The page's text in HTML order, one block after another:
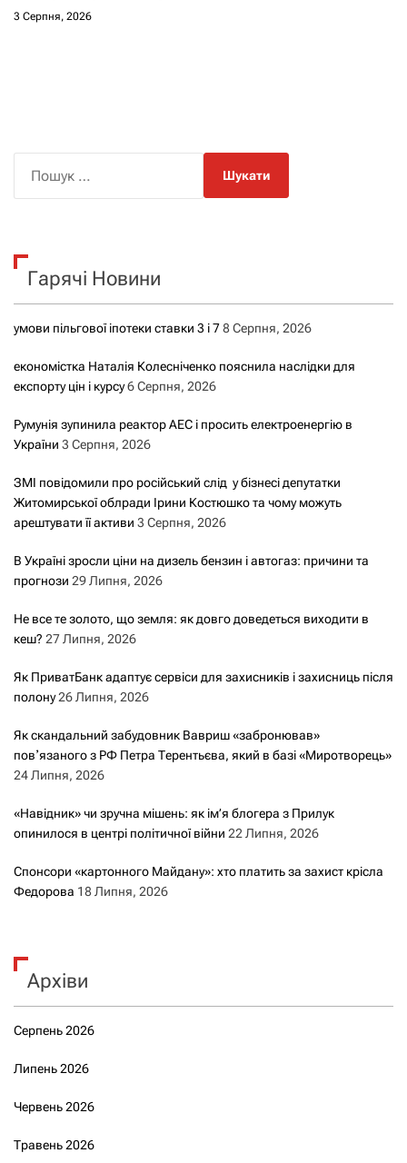
3 Серпня, 2026
к
Гарячі Новини
умови пільгової іпотеки ставки 3 і 78 Серпня, 2026
економістка Наталія Колесніченко пояснила наслідки для
експорту цін і курсу6 Серпня, 2026
Румунія зупинила реактор АЕС і просить електроенергію в
України 3 Серпня, 2026
ЗМІ повідомили про російський слід у бізнесі депутатки
Житомирської облради Ірини Костюшко та чому можуть
арештувати її активи 3 Серпня, 2026
В Україні зросли ціни на дизель бензин і автогаз: причини та
прогнози 29 Липня, 2026
Не все те золото, що земля: як довго доведеться виходити в
кеш? 27 Липня, 2026
Як ПриватБанк адаптує сервіси для захисників і захисниць після
полону26 Липня, 2026
Як скандальний забудовник Вавриш «забронював»
повʼязаного з РФ Петра Терентьєва, який в базі «Миротворець»
24 Липня, 2026
«Навідник» чи зручна мішень: як ім’я блогера з Прилук
опинилося в центрі політичної війни 22 Липня, 2026
Спонсори «картонного Майдану»: хто платить за захист крісла
Федорова 18 Липня, 2026
Архіви
Серпень 2026
Липень 2026
Червень 2026
Травень 2026